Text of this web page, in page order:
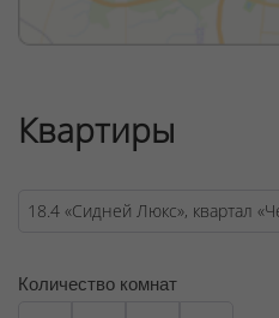
Квартиры
Количество комнат